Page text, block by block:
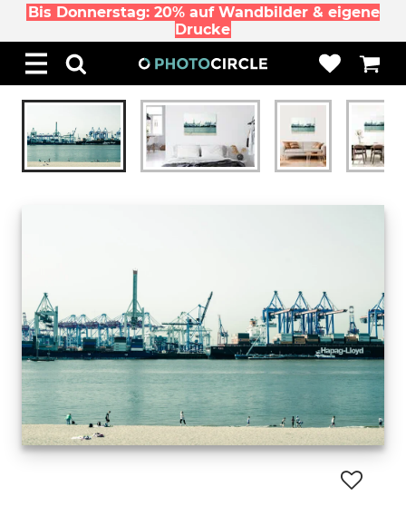
Bis Donnerstag: 20% auf Wandbilder & eigene
Drucke